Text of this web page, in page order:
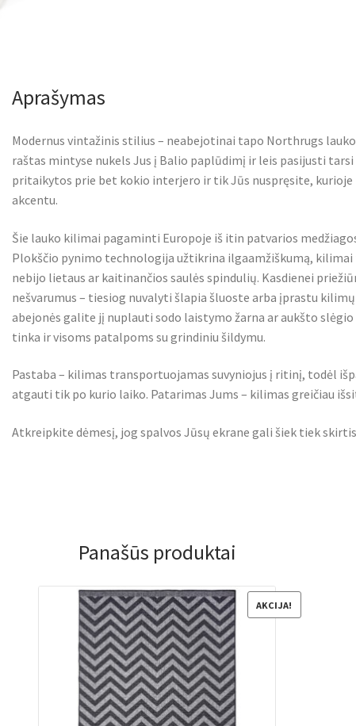
Aprašymas
Modernus vintažinis stilius – neabejotinai tapo Northrugs
raštas mintyse nukels Jus į Balio paplūdimį ir leis pasijusti
pritaikytos prie bet kokio interjero ir tik Jūs nuspręsite, kurioje
akcentu.
Šie lauko kilimai pagaminti Europoje iš itin patvarios
Plokščio pynimo technologija užtikrina ilgaamžiškumą,
nebijo lietaus ar kaitinančios saulės spindulių. Kasdienei
nešvarumus – tiesiog nuvalyti šlapia šluoste arba įprastu
abejonės galite jį nuplauti sodo laistymo žarna ar aukšto
tinka ir visoms patalpoms su grindiniu šildymu.
Pastaba – kilimas transportuojamas suvyniojus į ritinį, todėl
atgauti tik po kurio laiko. Patarimas Jums – kilimas greičiau
Atkreipkite dėmesį, jog spalvos Jūsų ekrane gali šiek tiek
Panašūs produktai
AKCIJA!